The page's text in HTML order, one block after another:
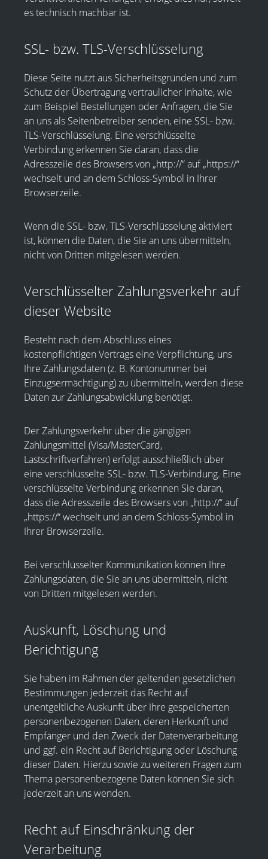
es technisch machbar ist.
SSL- bzw. TLS-Verschlüsselung
Diese Seite nutzt aus Sicherheitsgründen und zum
Schutz der Übertragung vertraulicher Inhalte, wie
zum Beispiel Bestellungen oder Anfragen, die Sie
an uns als Seitenbetreiber senden, eine SSL- bzw.
TLS-Verschlüsselung. Eine verschlüsselte
Verbindung erkennen Sie daran, dass die
Adresszeile des Browsers von „http://“ auf „https://“
wechselt und an dem Schloss-Symbol in Ihrer
Browserzeile.
Wenn die SSL- bzw. TLS-Verschlüsselung aktiviert
ist, können die Daten, die Sie an uns übermitteln,
nicht von Dritten mitgelesen werden.
Verschlüsselter Zahlungsverkehr auf
dieser Website
Besteht nach dem Abschluss eines
kostenpflichtigen Vertrags eine Verpflichtung, uns
Ihre Zahlungsdaten (z. B. Kontonummer bei
Einzugsermächtigung) zu übermitteln, werden diese
Daten zur Zahlungsabwicklung benötigt.
Der Zahlungsverkehr über die gängigen
Zahlungsmittel (Visa/MasterCard,
Lastschriftverfahren) erfolgt ausschließlich über
eine verschlüsselte SSL- bzw. TLS-Verbindung. Eine
verschlüsselte Verbindung erkennen Sie daran,
dass die Adresszeile des Browsers von „http://“ auf
„https://“ wechselt und an dem Schloss-Symbol in
Ihrer Browserzeile.
Bei verschlüsselter Kommunikation können Ihre
Zahlungsdaten, die Sie an uns übermitteln, nicht
von Dritten mitgelesen werden.
Auskunft, Löschung und
Berichtigung
Sie haben im Rahmen der geltenden gesetzlichen
Bestimmungen jederzeit das Recht auf
unentgeltliche Auskunft über Ihre gespeicherten
personenbezogenen Daten, deren Herkunft und
Empfänger und den Zweck der Datenverarbeitung
und ggf. ein Recht auf Berichtigung oder Löschung
dieser Daten. Hierzu sowie zu weiteren Fragen zum
Thema personenbezogene Daten können Sie sich
jederzeit an uns wenden.
Recht auf Einschränkung der
Verarbeitung